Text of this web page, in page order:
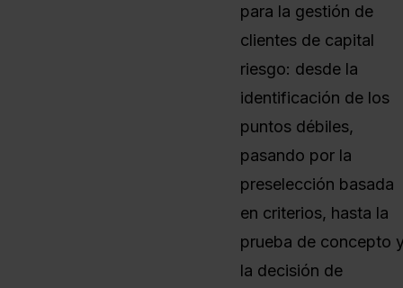
para la gestión de
clientes de capital
riesgo: desde la
identificación de los
puntos débiles,
pasando por la
preselección basada
en criterios, hasta la
prueba de concepto
la decisión de